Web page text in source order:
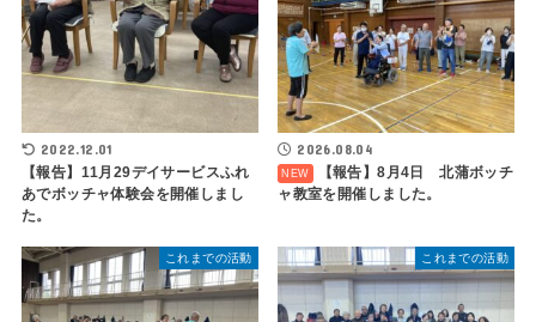
2022.12.01
【報告】11月29デイサービスふれ
あでボッチャ体験会を開催しまし
た。
2026.08.04
【報告】8月4日 北蒲ボッチ
ャ教室を開催しました。
これまでの活動 これまでの活動